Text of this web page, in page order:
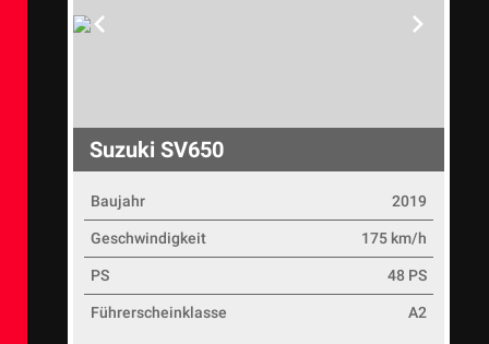
Suzuki SV650
Baujahr 2019
Geschwindigkeit 175 km/h
PS 48 PS
Führerscheinklasse A2